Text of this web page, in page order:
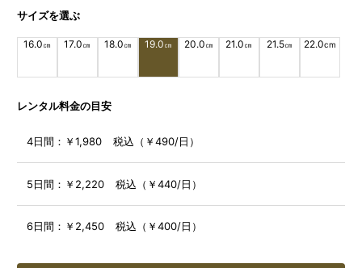
サイズを選ぶ
16.0㎝ 17.0㎝ 18.0㎝ 19.0㎝ 20.0㎝ 21.0㎝ 21.5㎝ 22.0cm
レンタル料金の目安
4日間： ￥1,980 税込（￥490/日）
5日間： ￥2,220 税込（￥440/日）
6日間： ￥2,450 税込（￥400/日）